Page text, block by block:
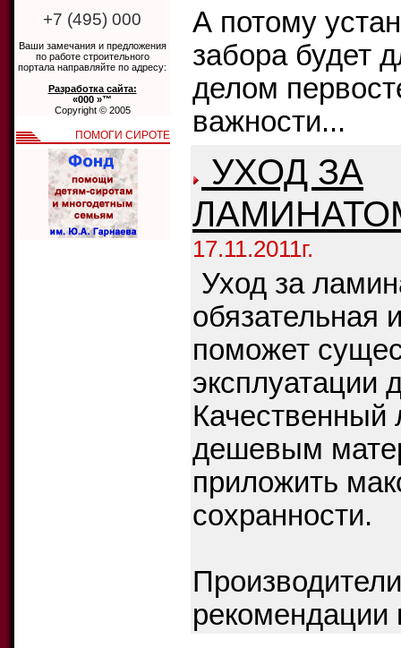
А потому
забора будет
делом
важности...
УХОД ЗА
17.11.2011г.
Уход за
обязательная
поможет
эксплуатации
Качественный
дешевым
приложить
сохранности.
рекомендации
+7 (495) 000
Ваши замечания и предложения
по работе строительного
портала направляйте по адресу:
Разработка сайта:
«000 »™
Copyright © 2005
ПОМОГИ СИРОТЕ